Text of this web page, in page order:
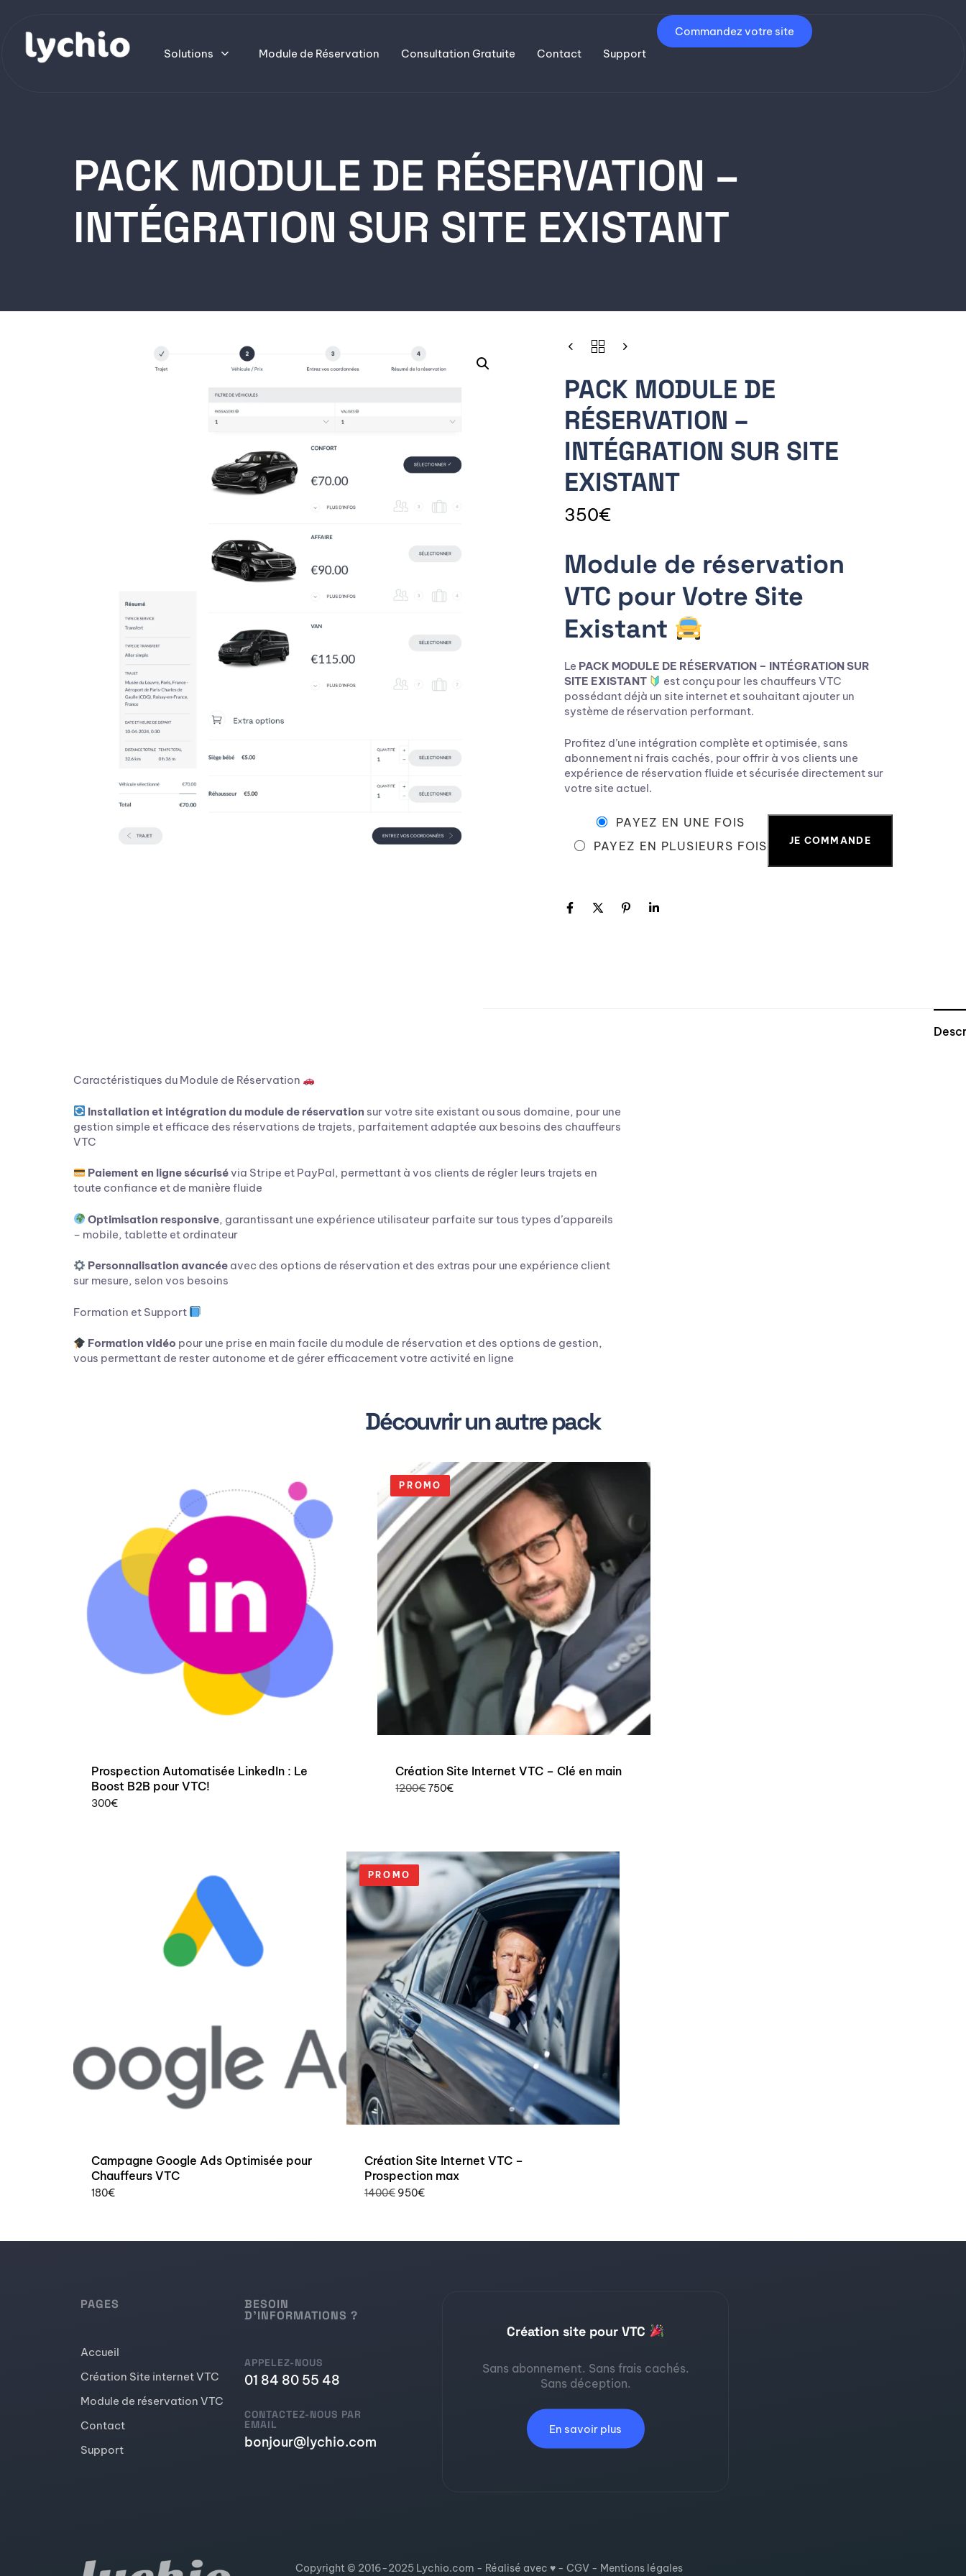
Solutions Module de Réservation Consultation Gratuite Contact Support
Commandez votre site
PACK MODULE DE RÉSERVATION –
INTÉGRATION SUR SITE EXISTANT
PACK MODULE DE
RÉSERVATION –
INTÉGRATION SUR SITE
EXISTANT
350€
Module de réservation
VTC pour Votre Site
Existant
Le PACK MODULE DE RÉSERVATION – INTÉGRATION SUR
SITE EXISTANT
est conçu pour les chauffeurs VTC
possédant déjà un site internet et souhaitant ajouter un
système de réservation performant.
Profitez d’une intégration complète et optimisée, sans
abonnement ni frais cachés, pour offrir à vos clients une
expérience de réservation fluide et sécurisée directement sur
votre site actuel.
PAYEZ EN UNE FOIS
PAYEZ EN PLUSIEURS FOIS
JE COMMANDE
Caractéristiques du Module de Réservation
Installation et intégration du module de réservation sur votre site existant ou sous domaine, pour une
gestion simple et efficace des réservations de trajets, parfaitement adaptée aux besoins des chauffeurs
VTC
Paiement en ligne sécurisévia Stripe et PayPal, permettant à vos clients de régler leurs trajets en
toute confiance et de manière fluide
Optimisation responsive, garantissant une expérience utilisateur parfaite sur tous types d’appareils
– mobile, tablette et ordinateur
Personnalisation avancée avec des options de réservation et des extras pour une expérience client
sur mesure, selon vos besoins
Formation et Support
Formation vidéo pour une prise en main facile du module de réservation et des options de gestion,
vous permettant de rester autonome et de gérer efficacement votre activité en ligne
Découvrir un autre pack
Prospection Automatisée LinkedIn : Le
Boost B2B pour VTC!
300€
PROMO
Création Site Internet VTC – Clé en main
1200€750€
Campagne Google Ads Optimisée pour
Chauffeurs VTC
180€
PROMO
Création Site Internet VTC –
Prospection max
1400€ 950€
PAGES
Accueil
Création Site internet VTC
Module de réservation VTC
Contact
Support
BESOIN
D'INFORMATIONS ?
APPELEZ-NOUS
01 84 80 55 48
CONTACTEZ-NOUS PAR
EMAIL
bonjour@lychio.com
Création site pour VTC
Sans abonnement. Sans frais cachés.
Sans déception.
En savoir plus
Copyright © 2016-2025 Lychio.com - Réalisé avec ♥ - CGV - Mentions légales